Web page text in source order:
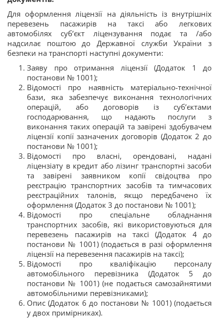
Для оформлення ліцензії на діяльність із внутрішніх
перевезень пасажирів на таксі або легкових
автомобілях суб’єкт ліцензування подає та /або
надсилає поштою до Державної служби України з
безпеки на транспорті наступні документи:
Заяву про отримання ліцензії (Додаток 1 до
постанови № 1001);
Відомості про наявність матеріально-технічної
бази, яка забезпечує виконання технологічних
операцій, або договорів із суб’єктами
господарювання, що надають послуги з
виконання таких операцій та завірені здобувачем
ліцензії копії зазначених договорів (Додаток 2 до
постанови № 1001);
Відомості про власні, орендовані, надані
ліцензіату в кредит або лізинг транспортні засоби
та завірені заявником копії свідоцтва про
реєстрацію транспортних засобів та тимчасових
реєстраційних талонів, якщо передбачено їх
оформлення (Додаток 3 до постанови № 1001);
Відомості про спеціальне обладнання
транспортних засобів, які використовуються для
перевезень пасажирів на таксі (Додаток 4 до
постанови № 1001) (подається в разі оформлення
ліцензії на перевезення пасажирів на таксі);
Відомості про кваліфікацію персоналу
автомобільного перевізника (Додаток 5 до
постанови № 1001) (не подається самозайнятими
автомобільними перевізниками);
Опис (Додаток 6 до постанови № 1001) (подається
у двох примірниках).